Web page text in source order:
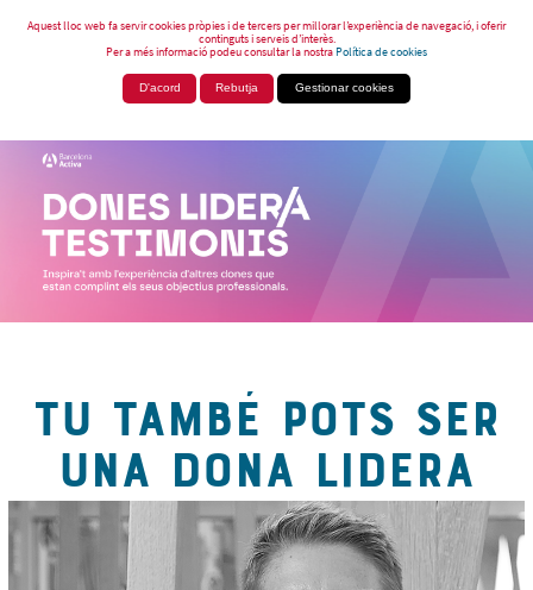
Aquest lloc web fa servir cookies pròpies i de tercers per millorar l’experiència de navegació, i oferir
continguts i serveis d’interès.
Per a més informació podeu consultar la nostraPolítica de cookies
D'acord Rebutja Gestionar cookies
TU TAMBÉ POTS SER
UNA DONA LIDERA